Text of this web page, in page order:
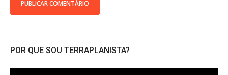
POR QUE SOU TERRAPLANISTA?